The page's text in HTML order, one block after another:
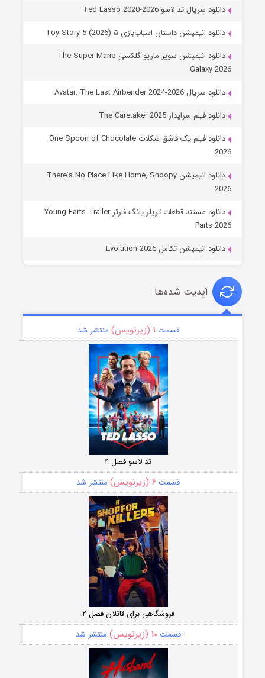
دانلود سریال تد لاسو Ted Lasso 2020-2026
دانلود انیمیشن داستان اسباب‌بازی ۵ Toy Story 5 (2026)
دانلود انیمیشن سوپر ماریو گلکسی The Super Mario
Galaxy 2026
دانلود سریال Avatar: The Last Airbender 2024-2026
دانلود فیلم سرایدار The Caretaker 2025
دانلود فیلم یک قاشق شکلات One Spoon of Chocolate
2026
دانلود انیمیشن There’s No Place Like Home, Snoopy
2026
دانلود مستند قطعات تریلر یانگ فارتز Young Farts Trailer
Parts 2026
دانلود انیمیشن تکامل Evolution 2026
آپدیت شده‌ها
قسمت ۱ (زیرنویس) منتشر شد
تد لاسو فصل ۴
قسمت ۶ (زیرنویس) منتشر شد
فروشگاهی برای قاتلان فصل ۲
قسمت۱۰ (زیرنویس) منتشر شد